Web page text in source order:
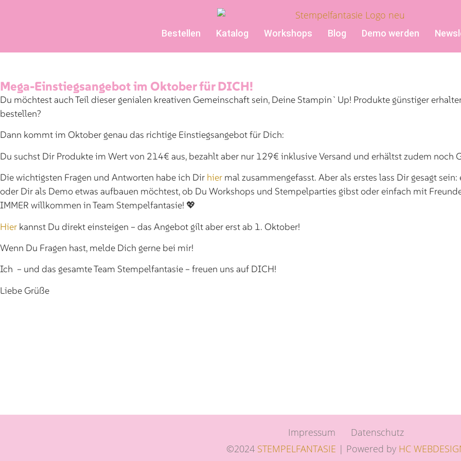
Bestellen Katalog Workshops Blog Demo werden
Mega-Einstiegsangebot im Oktober für DICH!
Du möchtest auch Teil dieser genialen kreativen Gemeinschaft sein, Deine Stampin`Up! Produkte günstiger
bestellen?
Dann kommt im Oktober genau das richtige Einstiegsangebot für Dich:
Du suchst Dir Produkte im Wert von 214€ aus, bezahlt aber nur 129€ inklusive Versand und erhältst zudem noch
Die wichtigsten Fragen und Antworten habe ich Dir hier mal zusammengefasst. Aber als erstes lass Dir gesagt
oder Dir als Demo etwas aufbauen möchtest, ob Du Workshops und Stempelparties gibst oder einfach mit
IMMER willkommen in Team Stempelfantasie! 💖
Hier kannst Du direkt einsteigen – das Angebot gilt aber erst ab 1. Oktober!
Wenn Du Fragen hast, melde Dich gerne bei mir!
Ich – und das gesamte Team Stempelfantasie – freuen uns auf DICH!
Liebe Grüße
Impressum
Datenschutz
©2024 STEMPELFANTASIE | Powered by HC